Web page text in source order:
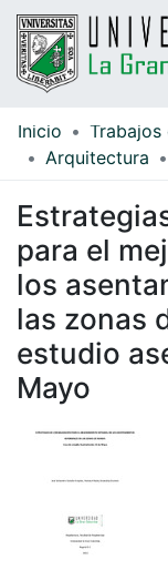
Comunidades
Inicio Trabajos
Arquitectura
para el
los
las zonas
estudio
Mayo